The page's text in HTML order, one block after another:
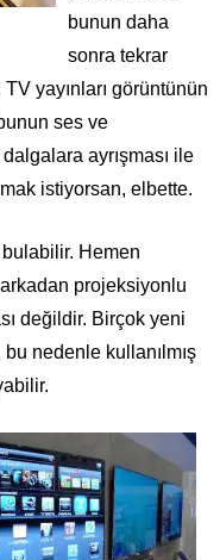
bunun daha
sonra tekrar
yayınları görüntünün
ses ve
ayrışması ile
istiyorsan, elbette.
Hemen
arkadan projeksiyonlu
değildir. Birçok yeni
nedenle kullanılmış